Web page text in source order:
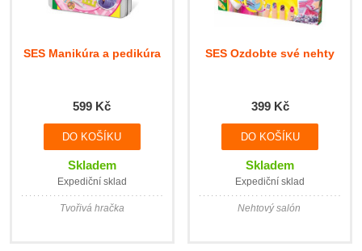
SES Manikúra a pedikúra
599 Kč
Skladem
Expediční sklad
Tvořivá hračka
SES Ozdobte své nehty
399 Kč
Skladem
Expediční sklad
Nehtový salón